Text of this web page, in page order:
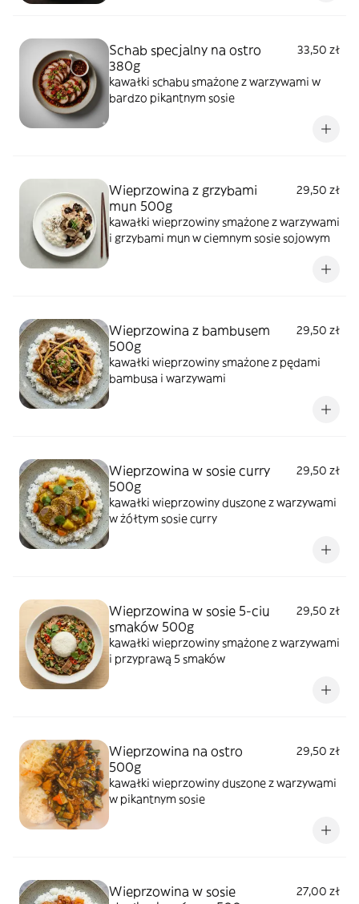
Schab specjalny na ostro
380g
33,50 zł
kawałki schabu smażone z warzywami w
bardzo pikantnym sosie
Wieprzowina z grzybami
mun 500g
29,50 zł
kawałki wieprzowiny smażone z warzywami
i grzybami mun w ciemnym sosie sojowym
Wieprzowina z bambusem
500g
29,50 zł
kawałki wieprzowiny smażone z pędami
bambusa i warzywami
Wieprzowina w sosie curry
500g
29,50 zł
kawałki wieprzowiny duszone z warzywami
w żółtym sosie curry
Wieprzowina w sosie 5-ciu
smaków 500g
29,50 zł
kawałki wieprzowiny smażone z warzywami
i przyprawą 5 smaków
Wieprzowina na ostro
500g
29,50 zł
kawałki wieprzowiny duszone z warzywami
w pikantnym sosie
Wieprzowina w sosie
27,00 zł